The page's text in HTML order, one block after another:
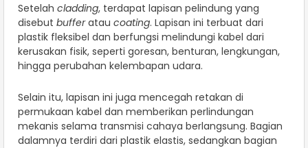
Setelah cladding, terdapat lapisan pelindung yang
disebut bufferatau coating. Lapisan ini terbuat dari
plastik fleksibel dan berfungsi melindungi kabel dari
kerusakan fisik, seperti goresan, benturan, lengkungan,
hingga perubahan kelembapan udara.
Selain itu, lapisan ini juga mencegah retakan di
permukaan kabel dan memberikan perlindungan
mekanis selama transmisi cahaya berlangsung. Bagian
dalamnya terdiri dari plastik elastis, sedangkan bagian